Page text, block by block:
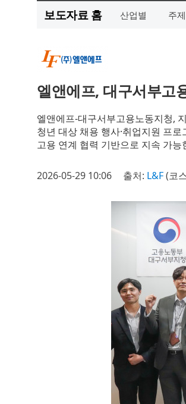
보도자료 홈 산업별 주
엘앤에프, 대구서부고
엘앤에프-대구서부고용노동지청,
청년 대상 채용 행사·취업지원 프
고용 연계 협력 기반으로 지속 가
2026-05-29 10:06 출처: L&F(코